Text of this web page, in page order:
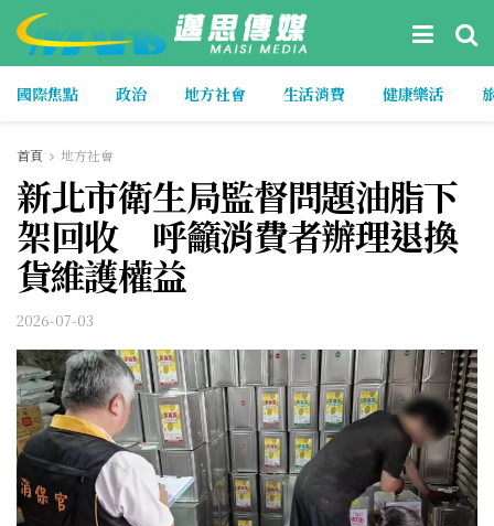
國際焦點 政治 地方社會 生活消費 健康樂活
首頁 地方社會
新北市衛生局監督問題油脂下
架回收 呼籲消費者辦理退換
貨維護權益
2026-07-03